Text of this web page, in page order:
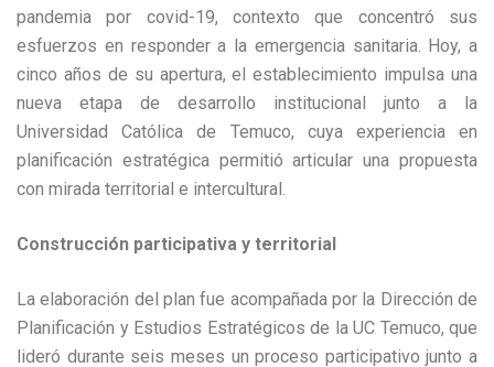
pandemia por covid-19, contexto que concentró sus
esfuerzos en responder a la emergencia sanitaria. Hoy, a
cinco años de su apertura, el establecimiento impulsa una
nueva etapa de desarrollo institucional junto a la
Universidad Católica de Temuco, cuya experiencia en
planificación estratégica permitió articular una propuesta
con mirada territorial e intercultural.
Construcción participativa y territorial
La elaboración del plan fue acompañada por la Dirección de
Planificación y Estudios Estratégicos de la UC Temuco, que
lideró durante seis meses un proceso participativo junto a